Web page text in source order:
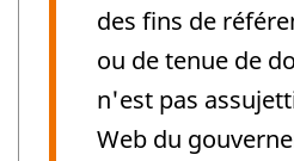
des fins de
ou de tenue de
n'est pas
Web du